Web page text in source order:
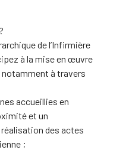
de l’Infirmière
à la mise en œuvre
notamment à travers
accueillies en
et un
des actes
;